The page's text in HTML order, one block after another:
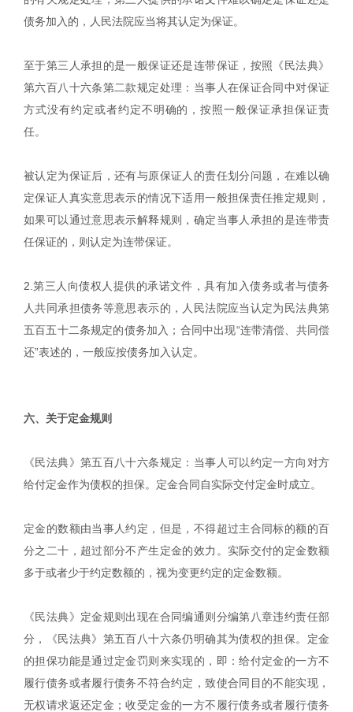
债务加入的，人民法院应当将其认定为保证。
至于第三人承担的是一般保证还是连带保证，按照《民法典》
第六百八十六条第二款规定处理：当事人在保证合同中对保证
方式没有约定或者约定不明确的，按照一般保证承担保证责
任。
被认定为保证后，还有与原保证人的责任划分问题，在难以确
定保证人真实意思表示的情况下适用一般担保责任推定规则，
如果可以通过意思表示解释规则，确定当事人承担的是连带责
任保证的，则认定为连带保证。
2.第三人向债权人提供的承诺文件，具有加入债务或者与债务
人共同承担债务等意思表示的，人民法院应当认定为民法典第
五百五十二条规定的债务加入；合同中出现“连带清偿、共同偿
还”表述的，一般应按债务加入认定。
六、关于定金规则
《民法典》第五百八十六条规定：当事人可以约定一方向对方
给付定金作为债权的担保。定金合同自实际交付定金时成立。
定金的数额由当事人约定，但是，不得超过主合同标的额的百
分之二十，超过部分不产生定金的效力。实际交付的定金数额
多于或者少于约定数额的，视为变更约定的定金数额。
《民法典》定金规则出现在合同编通则分编第八章违约责任部
分，《民法典》第五百八十六条仍明确其为债权的担保。定金
的担保功能是通过定金罚则来实现的，即：给付定金的一方不
履行债务或者履行债务不符合约定，致使合同目的不能实现，
无权请求返还定金；收受定金的一方不履行债务或者履行债务